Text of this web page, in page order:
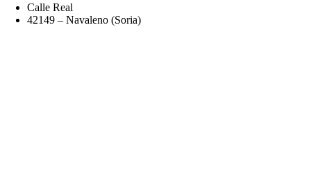
Calle Real
42149 – Navaleno (Soria)